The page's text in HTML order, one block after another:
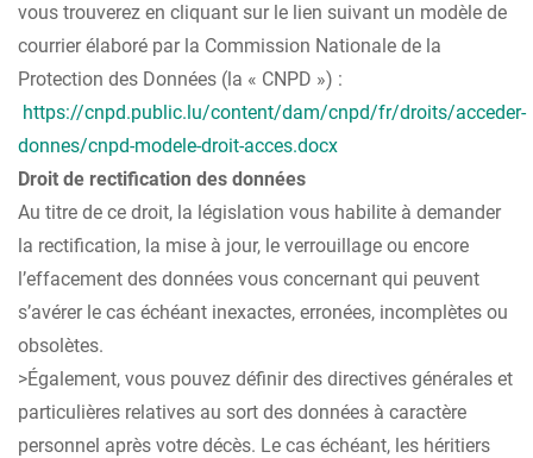
vous trouverez en cliquant sur le lien suivant un modèle de
courrier élaboré par la Commission Nationale de la
Protection des Données (la « CNPD ») :
https://cnpd.public.lu/content/dam/cnpd/fr/droits/acceder-
donnes/cnpd-modele-droit-acces.docx
Droit de rectification des données
Au titre de ce droit, la législation vous habilite à demander
la rectification, la mise à jour, le verrouillage ou encore
l’effacement des données vous concernant qui peuvent
s’avérer le cas échéant inexactes, erronées, incomplètes ou
obsolètes.
>Également, vous pouvez définir des directives générales et
particulières relatives au sort des données à caractère
personnel après votre décès. Le cas échéant, les héritiers